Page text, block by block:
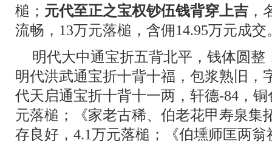
槌； 元代至正之宝权钞伍钱背穿上吉 ，
流畅，13万元落槌，含佣14.95万元成交
明代大中通宝折五背北平，钱体圆整
明代洪武通宝折十背十福，包浆熟旧，
代天启通宝折十背十一两，轩德-84，
元落槌；《家老古稀、伯老花甲寿泉集
存良好，4.1万元落槌；《伯壎师匡两